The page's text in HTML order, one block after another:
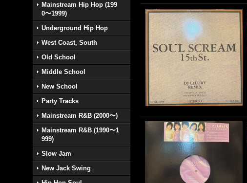
Mainstream Hip Hop (199
0〜1999)
Underground Hip Hop
West Coast, South
Old School
Middle School
New School
Party Tracks
Mainstream R&B (2000〜)
Mainstream R&B (1990〜1
999)
Slow Jam
New Jack Swing